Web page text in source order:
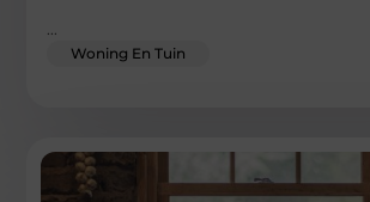
Woning En Tuin